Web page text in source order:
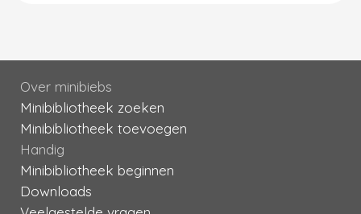
Over minibiebs
Minibibliotheek zoeken
Minibibliotheek toevoegen
Handig
Minibibliotheek beginnen
Downloads